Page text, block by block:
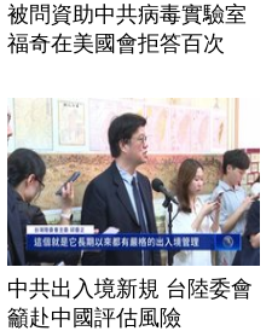
被問資助中共病毒實驗室
福奇在美國會拒答百次
中共出入境新規 台陸委會
籲赴中國評估風險